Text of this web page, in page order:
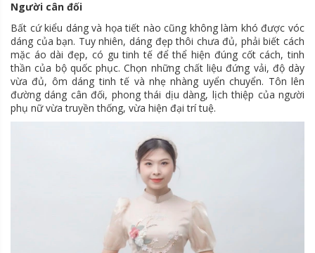
Người cân đối
Bất cứ kiểu dáng và họa tiết nào cũng không làm khó được vóc
dáng của bạn. Tuy nhiên, dáng đẹp thôi chưa đủ, phải biết cách
mặc áo dài đẹp, có gu tinh tế để thể hiện đúng cốt cách, tinh
thần của bộ quốc phục. Chọn những chất liệu đứng vải, độ dày
vừa đủ, ôm dáng tinh tế và nhẹ nhàng uyển chuyển. Tôn lên
đường dáng cân đối, phong thái dịu dàng, lịch thiệp của người
phụ nữ vừa truyền thống, vừa hiện đại trí tuệ.